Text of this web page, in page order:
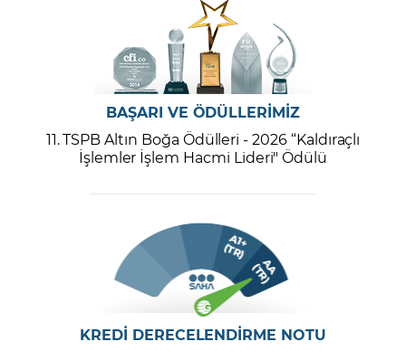
BAŞARI VE ÖDÜLLERİMİZ
11. TSPB Altın Boğa Ödülleri - 2026 “Kaldıraçlı
İşlemler İşlem Hacmi Lideri" Ödülü
KREDİ DERECELENDİRME NOTU